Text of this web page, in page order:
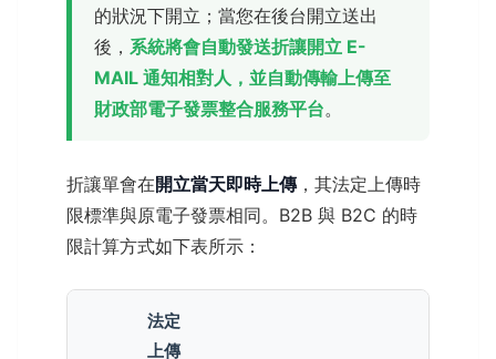
的狀況下開立；當您在後台開立送出
後， 系統將會自動發送折讓開立 E-
MAIL 通知相對人，並自動傳輸上傳至
財政部電子發票整合服務平台。
折讓單會在開立當天即時上傳，其法定上傳時
限標準與原電子發票相同。B2B 與 B2C 的時
限計算方式如下表所示：
法定
上傳